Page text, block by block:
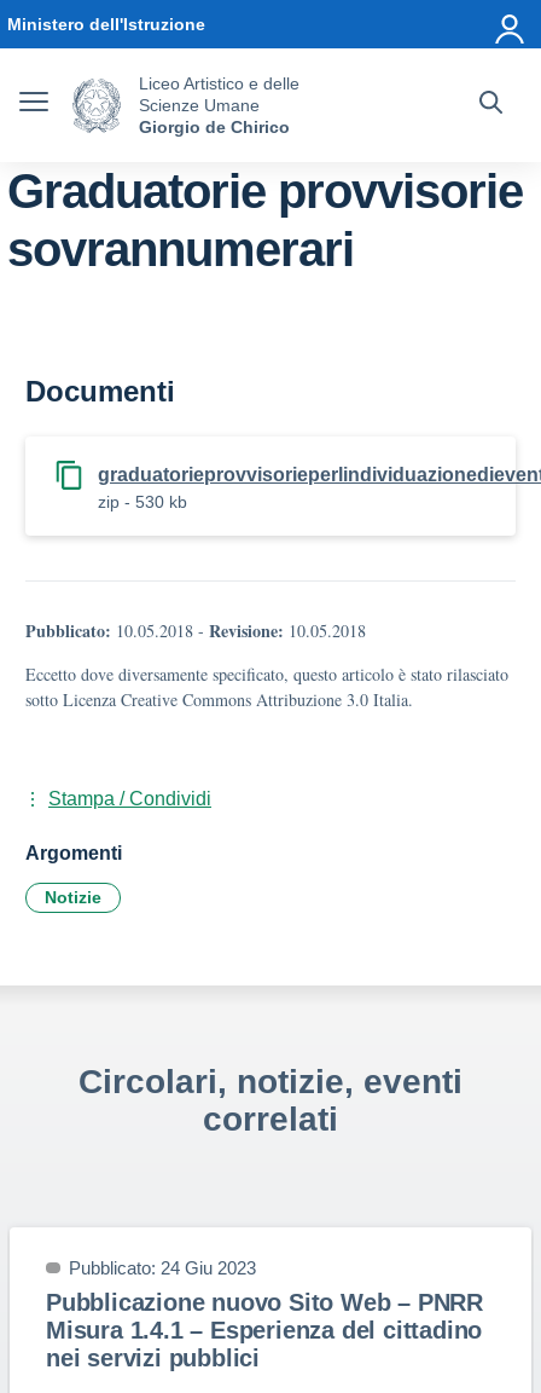
Ministero dell'Istruzione
Liceo Artistico e delle
Scienze Umane
Giorgio de Chirico
Graduatorie provvisorie
sovrannumerari
Documenti
zip - 530 kb
Pubblicato: 10.05.2018 - Revisione: 10.05.2018
Eccetto dove diversamente specificato, questo articolo è stato rilasciato
sotto Licenza Creative Commons Attribuzione 3.0 Italia.
Stampa / Condividi
Argomenti
Notizie
Circolari, notizie, eventi
correlati
Pubblicato: 24 Giu 2023
Pubblicazione nuovo Sito Web – PNRR
Misura 1.4.1 – Esperienza del cittadino
nei servizi pubblici